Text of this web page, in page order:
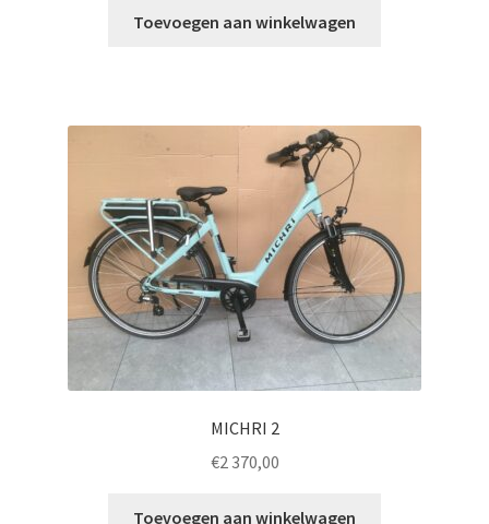
Toevoegen aan winkelwagen
MICHRI 2
€2 370,00
Toevoegen aan winkelwagen